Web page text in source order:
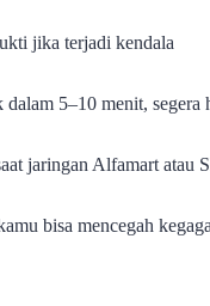
jika terjadi kendala
dalam 5–10 menit,
jaringan Alfamart atau
bisa mencegah